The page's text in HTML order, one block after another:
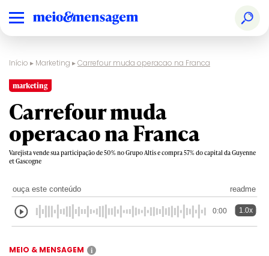
Início ▸ Marketing ▸Carrefour muda operacao na Franca
marketing
Carrefour muda
operacao na Franca
Varejista vende sua participação de 50% no Grupo Altis e compra 57% do capital da Guyenne
et Gascogne
ouça este conteúdo readme
0:00 1.0x
MEIO & MENSAGEM i